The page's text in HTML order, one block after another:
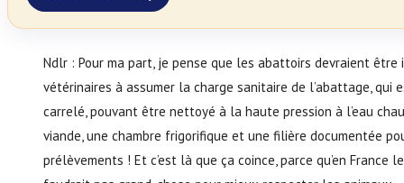
Ndlr : Pour ma part, je pense que les abattoirs devraient
vétérinaires à assumer la charge sanitaire de l’abattage,
carrelé, pouvant être nettoyé à la haute pression à l’eau
viande, une chambre frigorifique et une filière documentée
prélèvements ! Et c’est là que ça coince, parce qu’en